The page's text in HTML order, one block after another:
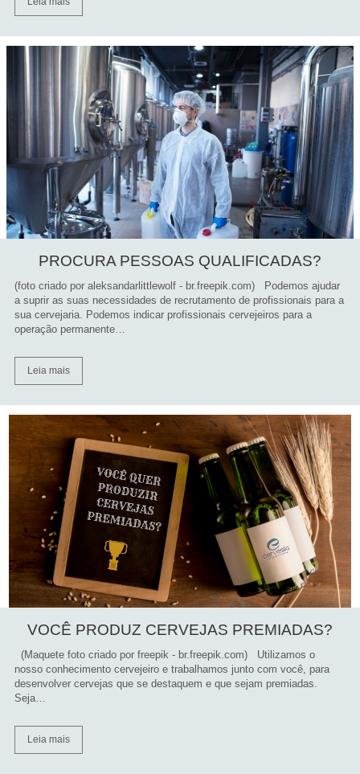
PROCURA PESSOAS QUALIFICADAS?
(foto criado por aleksandarlittlewolf - br.freepik.com) Podemos ajudar
a suprir as suas necessidades de recrutamento de profissionais para a
sua cervejaria. Podemos indicar profissionais cervejeiros para a
operação permanente…
Leia mais
VOCÊ PRODUZ CERVEJAS PREMIADAS?
(Maquete foto criado por freepik - br.freepik.com) Utilizamos o
nosso conhecimento cervejeiro e trabalhamos junto com você, para
desenvolver cervejas que se destaquem e que sejam premiadas.
Seja…
Leia mais